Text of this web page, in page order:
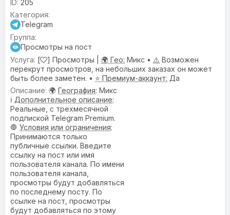
205
Telegram
Просмотры на пост
[
] Просмотры | 🌍 Гео: Микс • ⚠️ Возможен
перекрут просмотров, на небольших заказах он может
быть более заметен. • ⭐ Премиум-аккаунт: Да
🌍 География: Микс
ℹ️ Дополнительное описание:
Реальные, с трехмесячной
подпиской Telegram Premium.
🛑 Условия или ограничения:
Принимаются только
публичные ссылки. Введите
ссылку на пост или имя
пользователя канала. По имени
пользователя канала,
просмотры будут добавляться
по последнему посту. По
ссылке на пост, просмотры
будут добавляться по этому